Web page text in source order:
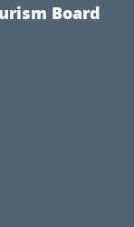
Board